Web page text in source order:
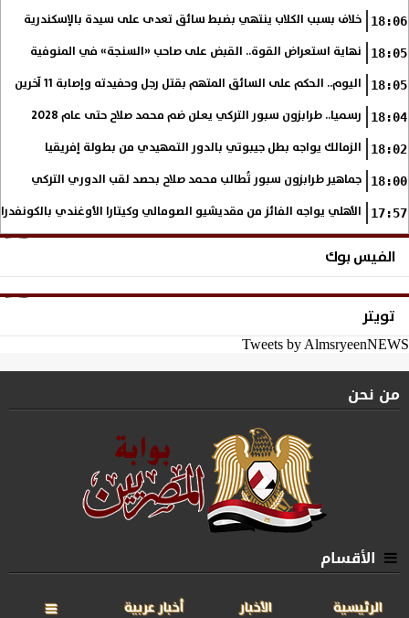
18:06 خلاف بسبب الكلاب ينتهي بضبط سائق تعدى على سيدة بالإسكندرية
18:05 نهاية استعراض القوة.. القبض على صاحب «السنجة» في المنوفية
18:05 اليوم.. الحكم على السائق المتهم بقتل رجل وحفيدته وإصابة 11 آخرين
18:04 رسميا.. طرابزون سبور التركي يعلن ضم محمد صلاح حتى عام 2028
18:02 الزمالك يواجه بطل جيبوتي بالدور التمهيدي من بطولة إفريقيا
18:00 جماهير طرابزون سبور تُطالب محمد صلاح بحصد لقب الدوري التركي
17:57 الأهلي يواجه الفائز من مقديشيو الصومالي وكيتارا الأوغندي
الفيس بوك
تويتر
Tweets by AlmsryeenNEWS
من نحن
الأقسام
الرئيسية الأخبار أخبار عربية